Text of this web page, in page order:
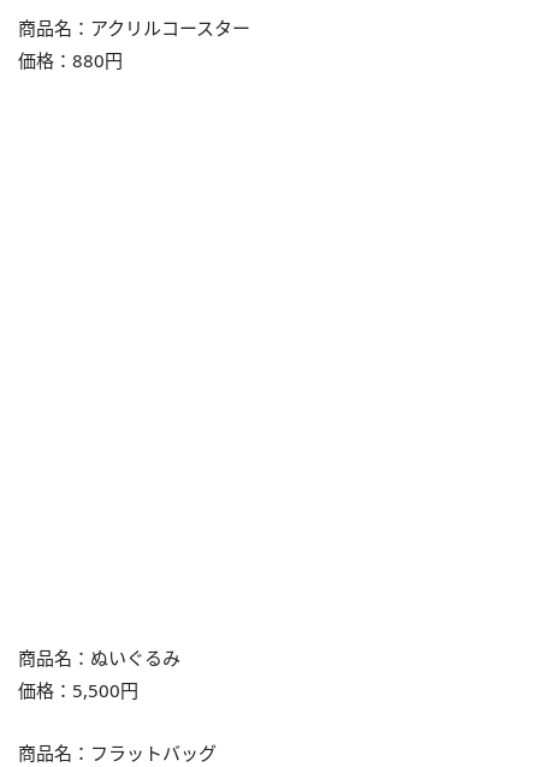
商品名：アクリルコースター
価格：880円
商品名：ぬいぐるみ
価格：5,500円
商品名：フラットバッグ